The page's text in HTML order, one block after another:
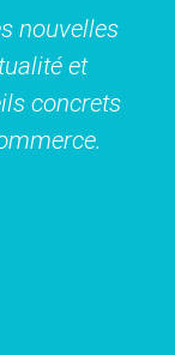
nouvelles
et
concrets